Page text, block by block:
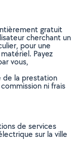
gratuit
cherchant un
pour une
Payez
vous,
de la prestation
ni frais
de services
sur la ville